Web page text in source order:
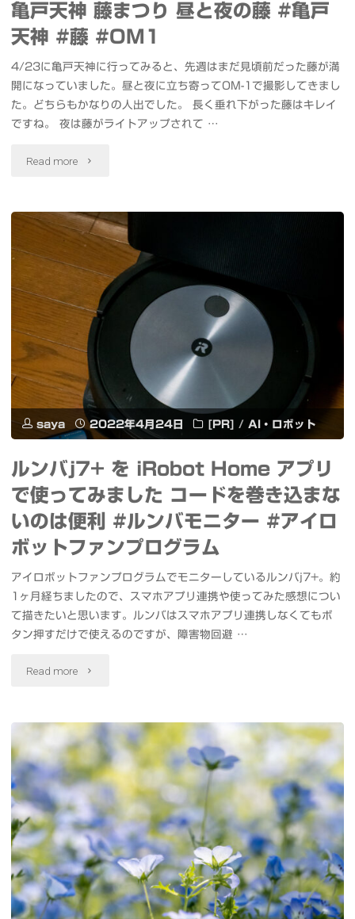
照
姫
行
列
ま
つ
り
石
神
井
公
園
#OM1"
亀戸天神 藤まつり 昼と夜の藤 #亀戸
天神 #藤 #OM1
4/23に亀戸天神に行ってみると、先週はまだ見頃前だった藤が満
開になっていました。昼と夜に立ち寄ってOM-1で撮影してきまし
た。どちらもかなりの人出でした。 長く垂れ下がった藤はキレイ
ですね。 夜は藤がライトアップされて …
Read more "亀
天
ま
つ
り
昼
夜
の
藤
#
亀
戸
天
藤
#OM1"
saya 2022年4月24日 [PR] / AI・ロボット
ルンバj7+ を iRobot Home アプリ
で使ってみました コードを巻き込まな
いのは便利 #ルンバモニター #アイロ
ボットファンプログラム
アイロボットファンプログラムでモニターしているルンバj7+。約
1ヶ月経ちましたので、スマホアプリ連携や使ってみた感想につい
て描きたいと思います。ルンバはスマホアプリ連携しなくてもボ
タン押すだけで使えるのですが、障害物回避 …
Read more "ル
j7+
を
iRobot
Home
ア